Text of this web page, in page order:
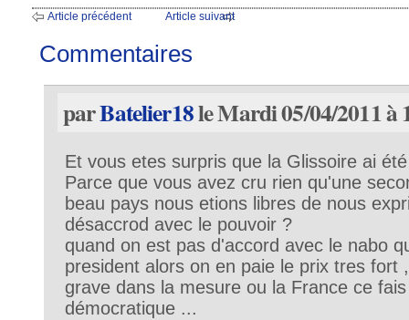
Article précédent Article suivant
Commentaires
parBatelier18le Mardi 05/04/2011 à
Et vous etes surpris que la Glissoire ai
Parce que vous avez cru rien qu'une
beau pays nous etions libres de nous
désaccrod avec le pouvoir ?
quand on est pas d'accord avec le nabo
president alors on en paie le prix tres fort
grave dans la mesure ou la France ce
démocratique ...